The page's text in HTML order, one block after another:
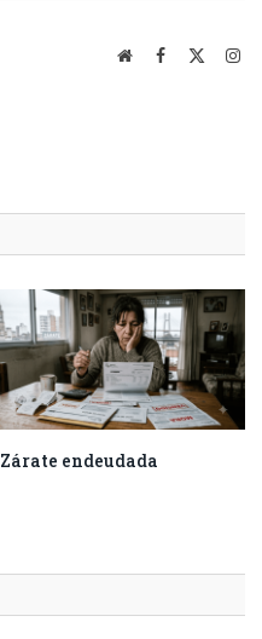
WebsiteFacebook
Zárate endeudada